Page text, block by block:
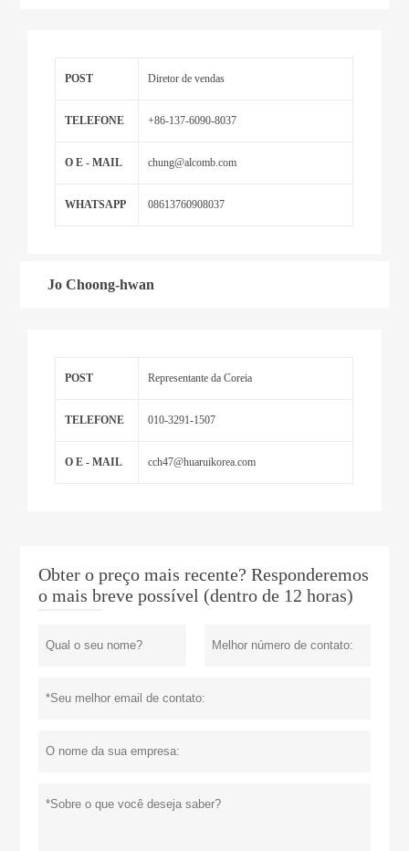
POST Diretor de vendas
TELEFONE +86-137-6090-8037
O E - MAIL chung@alcomb.com
WHATSAPP 08613760908037
Jo Choong-hwan
POST Representante da Coreia
TELEFONE 010-3291-1507
O E - MAIL cch47@huaruikorea.com
Obter o preço mais recente? Responderemos
o mais breve possível (dentro de 12 horas)